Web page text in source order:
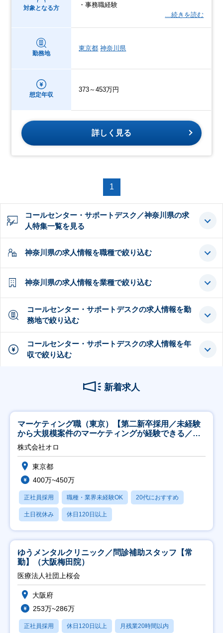
対象となる方
・事務職経験
…続きを読む
勤務地
東京都 神奈川県
想定年収
373～453万円
詳しく見る
1
コールセンター・サポートデスク／神奈川県の求
人特集一覧を見る
神奈川県の求人情報を職種で絞り込む
神奈川県の求人情報を業種で絞り込む
コールセンター・サポートデスクの求人情報を勤
務地で絞り込む
コールセンター・サポートデスクの求人情報を年
収で絞り込む
新着求人
マーケティング職（東京）【第二新卒採用／未経験
から大規模案件のマーケティングが経験できる／研
修充実】
株式会社オロ
東京都
400万~450万
正社員採用 職種・業界未経験OK 20代におすすめ
土日祝休み 休日120日以上
ゆうメンタルクリニック／問診補助スタッフ【常
勤】（大阪梅田院）
医療法人社団上桜会
大阪府
253万~286万
正社員採用 休日120日以上 月残業20時間以内